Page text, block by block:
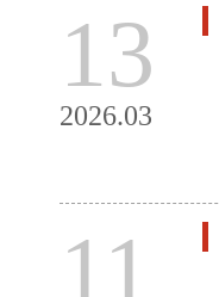
13
2026.03
11